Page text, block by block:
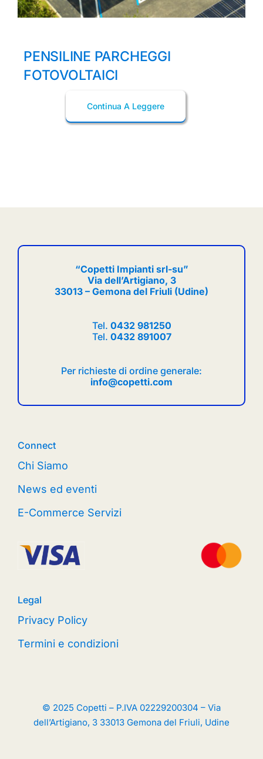
PENSILINE PARCHEGGI
FOTOVOLTAICI
Continua A Leggere
“Copetti Impianti srl-su”
Via dell’Artigiano, 3
33013 – Gemona del Friuli (Udine)
Tel. 0432 981250
Tel. 0432 891007
Per richieste di ordine generale:
info@copetti.com
Connect
Chi Siamo
News ed eventi
E-Commerce Servizi
Legal
Privacy Policy
Termini e condizioni
© 2025 Copetti – P.IVA 02229200304 – Via
dell’Artigiano, 3 33013 Gemona del Friuli, Udine